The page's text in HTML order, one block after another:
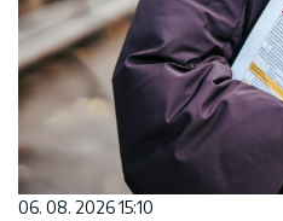
06. 08. 2026 15:10